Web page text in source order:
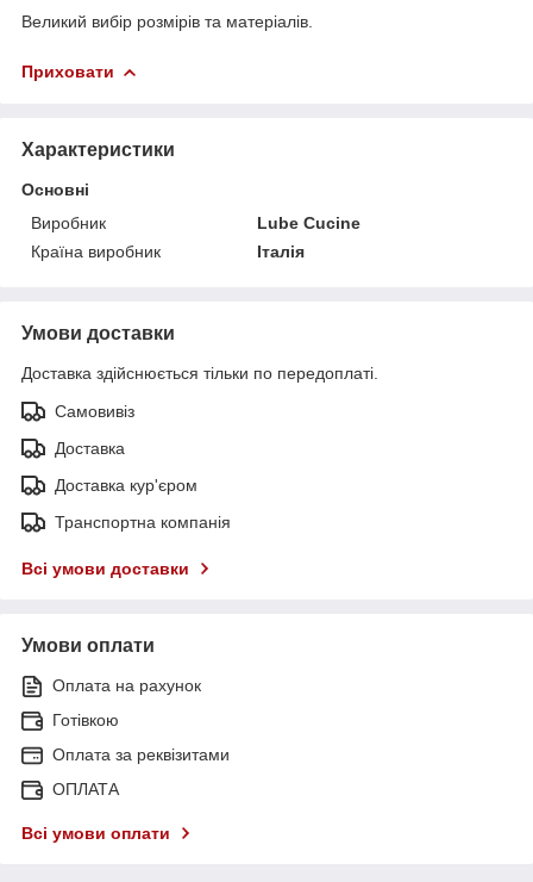
Великий вибір розмірів та матеріалів.
Приховати
Характеристики
Основні
Виробник
Lube Cucine
Країна виробник
Італія
Умови доставки
Доставка здійснюється тільки по передоплаті.
Самовивіз
Доставка
Доставка кур'єром
Транспортна компанія
Всі умови доставки
Умови оплати
Оплата на рахунок
Готівкою
Оплата за реквізитами
ОПЛАТА
Всі умови оплати